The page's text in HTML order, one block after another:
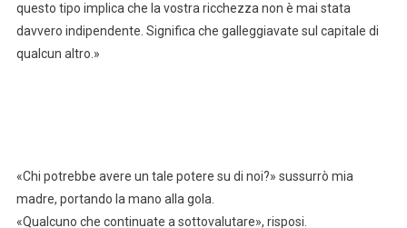
questo tipo implica che la vostra ricchezza non è mai stata
davvero indipendente. Significa che galleggiavate sul capitale di
qualcun altro.»
«Chi potrebbe avere un tale potere su di noi?» sussurrò mia
madre, portando la mano alla gola.
«Qualcuno che continuate a sottovalutare», risposi.